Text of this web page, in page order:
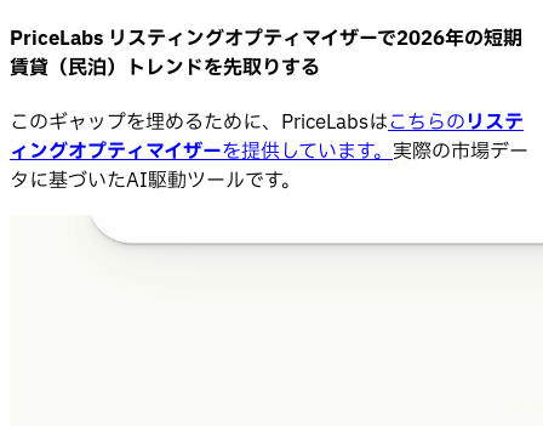
PriceLabs リスティングオプティマイザーで2026年の短期
賃貸（民泊）トレンドを先取りする
このギャップを埋めるために、PriceLabsはこちらのリステ
ィングオプティマイザーを提供しています。実際の市場デー
タに基づいたAI駆動ツールです。